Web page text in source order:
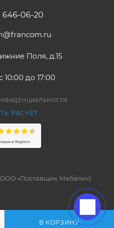
В КОРЗИНУ
646-06-20
Поля, д.15
10:00 до 17:00
РАСЧЁТ
«Поставщик Мебели»)